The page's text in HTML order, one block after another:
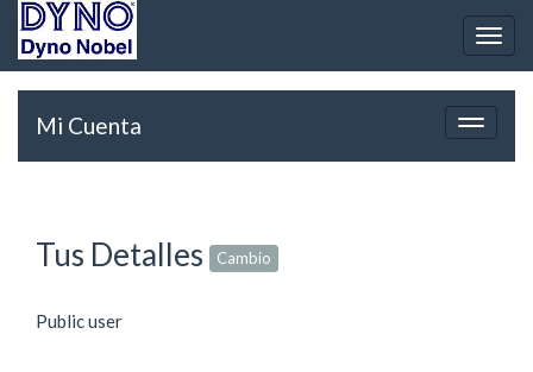
Menú
de
Mi Cuenta
Tus Detalles Cambio
Public user